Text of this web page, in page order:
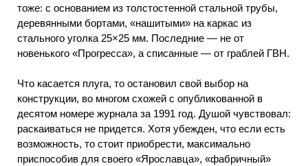
тоже: с основанием из толстостенной стальной трубы,
деревянными бортами, «нашитыми» на каркас из
стального уголка 25×25 мм. Последние — не от
новенького «Прогресса», а списанные — от граблей ГВН.
Что касается плуга, то остановил свой выбор на
конструкции, во многом схожей с опубликованной в
десятом номере журнала за 1991 год. Душой чувствовал:
раскаиваться не придется. Хотя убежден, что если есть
возможность, то стоит приобрести, максимально
приспособив для своего «Ярославца», «фабричный»